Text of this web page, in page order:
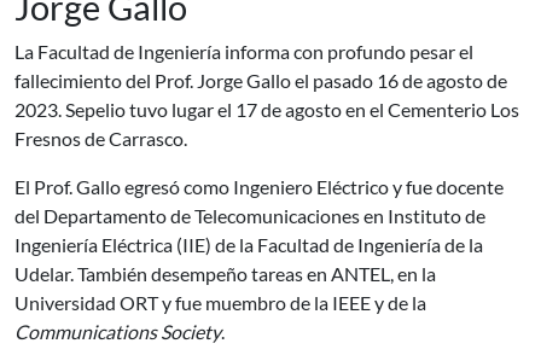
La Facultad de Ingeniería informa con profundo pesar el
fallecimiento del Prof. Jorge Gallo el pasado 16 de agosto de
2023. Sepelio tuvo lugar el 17 de agosto en el Cementerio Los
Fresnos de Carrasco.
El Prof. Gallo egresó como Ingeniero Eléctrico y fue docente
del Departamento de Telecomunicaciones en Instituto de
Ingeniería Eléctrica (IIE) de la Facultad de Ingeniería de la
Udelar. También desempeño tareas en ANTEL, en la
Universidad ORT y fue muembro de la IEEE y de la
Communications Society.